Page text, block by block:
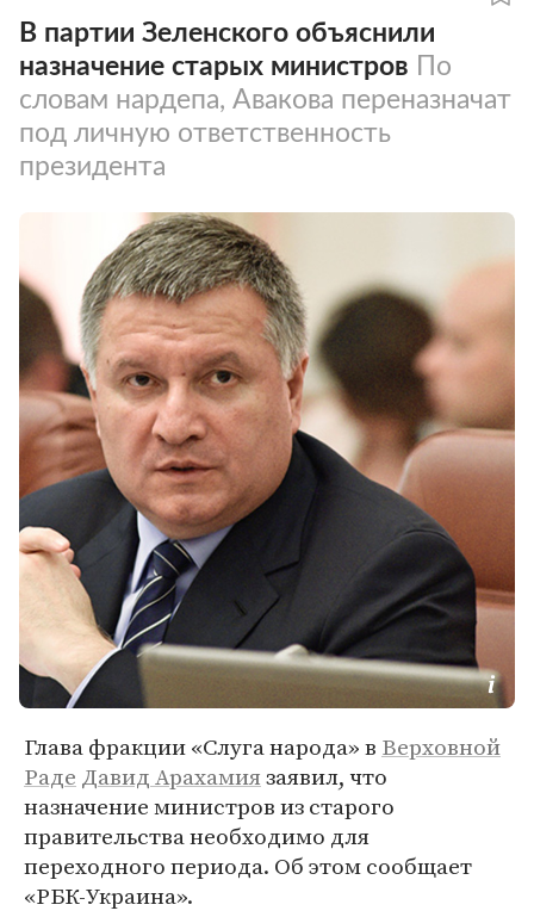
В партии Зеленского объяснили
назначение старых министров По
словам нардепа, Авакова переназначат
под личную ответственность
президента
Глава фракции «Слуга народа» в Верховной
Раде Давид Арахамиязаявил, что
назначение министров из старого
правительства необходимо для
переходного периода. Об этом сообщает
«РБК-Украина».